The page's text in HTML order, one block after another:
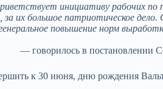
инициативу рабочих
их большое патриотическое
повышение норм
— говорилось в постановлении
к 30 июня, дню рождения